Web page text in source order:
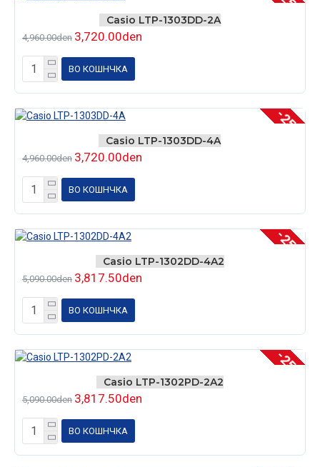
Casio LTP-1303DD-2A
4,960.00den 3,720.00den
ВО КОШНЧКА
-25 %
Casio LTP-1303DD-4A
4,960.00den 3,720.00den
ВО КОШНЧКА
-25 %
Casio LTP-1302DD-4A2
5,090.00den 3,817.50den
ВО КОШНЧКА
-25 %
Casio LTP-1302PD-2A2
5,090.00den 3,817.50den
ВО КОШНЧКА